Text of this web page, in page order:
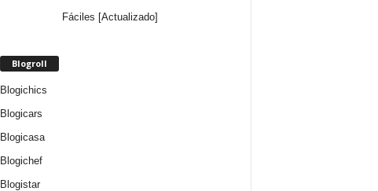
Fáciles [Actualizado]
Blogroll
Blogichics
Blogicars
Blogicasa
Blogichef
Blogistar